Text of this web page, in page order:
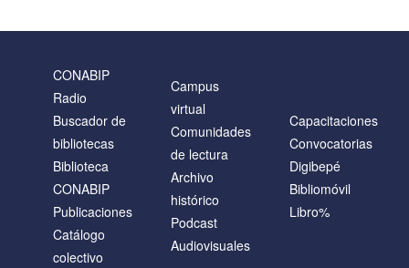
CONABIP
Radio
Buscador de
bibliotecas
Biblioteca
CONABIP
Publicaciones
Catálogo
colectivo
Campus
virtual
Comunidades
de lectura
Archivo
histórico
Podcast
Audiovisuales
Capacitaciones
Convocatorias
Digibepé
Bibliomóvil
Libro%